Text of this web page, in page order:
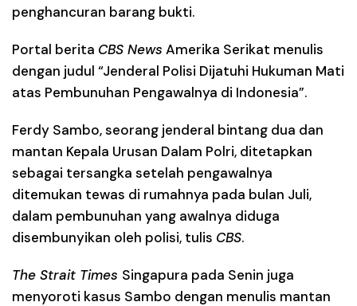
penghancuran barang bukti.
Portal berita CBS News Amerika Serikat menulis
dengan judul “Jenderal Polisi Dijatuhi Hukuman Mati
atas Pembunuhan Pengawalnya di Indonesia”.
Ferdy Sambo, seorang jenderal bintang dua dan
mantan Kepala Urusan Dalam Polri, ditetapkan
sebagai tersangka setelah pengawalnya
ditemukan tewas di rumahnya pada bulan Juli,
dalam pembunuhan yang awalnya diduga
disembunyikan oleh polisi, tulis CBS.
The Strait Times Singapura pada Senin juga
menyoroti kasus Sambo dengan menulis mantan